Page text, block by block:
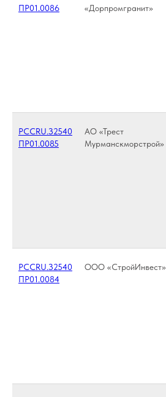
ПР01.0086
«Дорпромгранит»
РССRU.З2540
ПР01.0085
АО «Трест
Мурманскморстрой»
РССRU.З2540
ПР01.0084
ООО «СтройИнвест»